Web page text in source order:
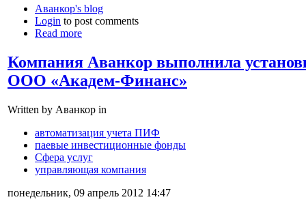
Аванкор's blog
Login to post comments
Read more
Компания Аванкор выполнила
ООО «Академ-Финанс»
Written by Аванкор in
автоматизация учета ПИФ
паевые инвестиционные фонды
Сфера услуг
управляющая компания
понедельник, 09 апрель 2012 14:47